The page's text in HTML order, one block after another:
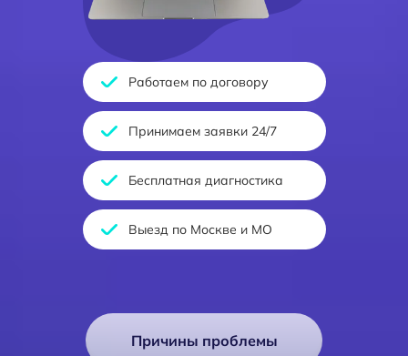
Работаем по договору
Принимаем заявки 24/7
Бесплатная диагностика
Выезд по Москве и МО
Причины проблемы